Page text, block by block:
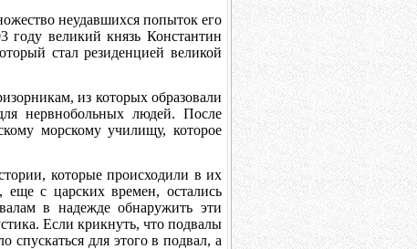
неудавшихся попыток его
году великий князь Константин
стал резиденцией великой
из которых образовали
нервнобольных людей. После
морскому училищу, которое
которые происходили в их
еще с царских времен, остались
в надежде обнаружить эти
Если крикнуть, что подвалы
для этого в подвал, а